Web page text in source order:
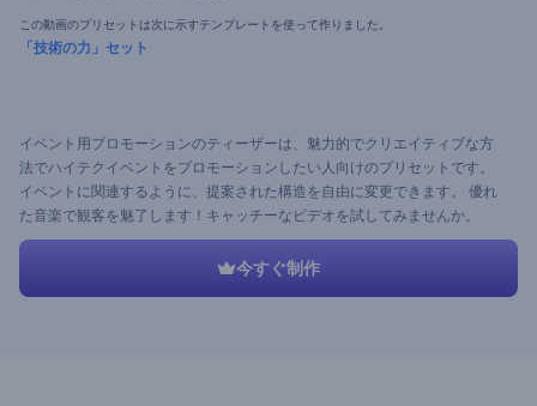
この動画のプリセットは次に示すテンプレートを使って作りました。
「技術の力」セット
イベント用プロモーションのティーザーは、魅力的でクリエイティブな方
法でハイテクイベントをプロモーションしたい人向けのプリセットです。
イベントに関連するように、提案された構造を自由に変更できます。 優れ
た音楽で観客を魅了します！キャッチーなビデオを試してみませんか。
今すぐ制作